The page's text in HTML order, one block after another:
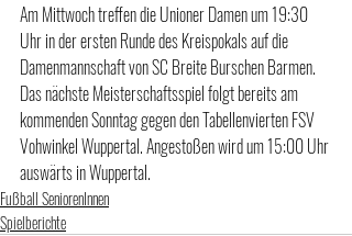
Am Mittwoch treffen die Unioner Damen um 19:30
Uhr in der ersten Runde des Kreispokals auf die
Damenmannschaft von SC Breite Burschen Barmen.
Das nächste Meisterschaftsspiel folgt bereits am
kommenden Sonntag gegen den Tabellenvierten FSV
Vohwinkel Wuppertal. Angestoßen wird um 15:00 Uhr
auswärts in Wuppertal.
Fußball SeniorenInnen
Spielberichte